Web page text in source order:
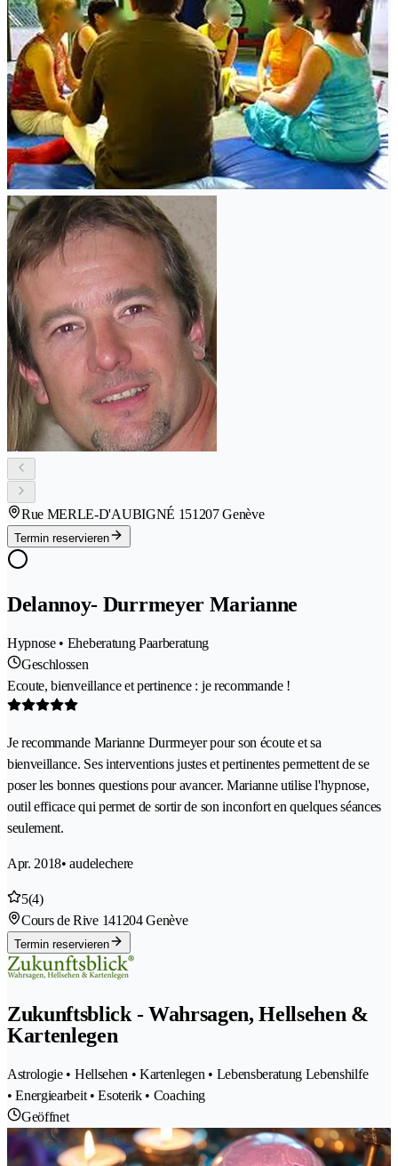
Rue MERLE-D'AUBIGNÉ 151207 Genève
Termin reservieren
Delannoy- Durrmeyer Marianne
Hypnose • Eheberatung Paarberatung
Geschlossen
Ecoute, bienveillance et pertinence : je recommande !
Je recommande Marianne Durrmeyer pour son écoute et sa
bienveillance. Ses interventions justes et pertinentes permettent de se
poser les bonnes questions pour avancer. Marianne utilise l'hypnose,
outil efficace qui permet de sortir de son inconfort en quelques séances
seulement.
Apr. 2018• audelechere
5(4)
Cours de Rive 141204 Genève
Termin reservieren
Zukunftsblick - Wahrsagen, Hellsehen &
Kartenlegen
Astrologie • Hellsehen • Kartenlegen • Lebensberatung Lebenshilfe
• Energiearbeit • Esoterik • Coaching
Geöffnet